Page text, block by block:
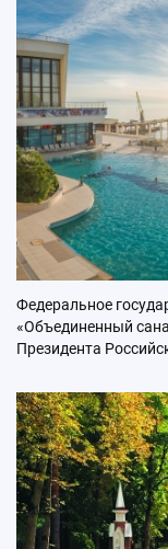
Федеральное
«Объединенный
Президента